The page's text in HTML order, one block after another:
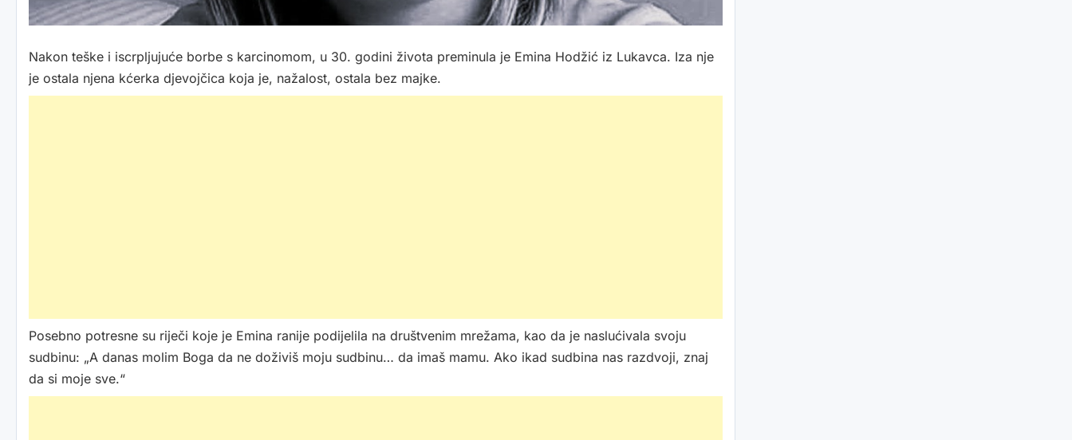
Nakon teške i iscrpljujuće borbe s karcinomom, u 30. godini života preminula je Emina Hodžić iz Lukavca. Iza nje
je ostala njena kćerka djevojčica koja je, nažalost, ostala bez majke.
Posebno potresne su riječi koje je Emina ranije podijelila na društvenim mrežama, kao da je naslućivala svoju
sudbinu: „A danas molim Boga da ne doživiš moju sudbinu… da imaš mamu. Ako ikad sudbina nas razdvoji, znaj
da si moje sve.“